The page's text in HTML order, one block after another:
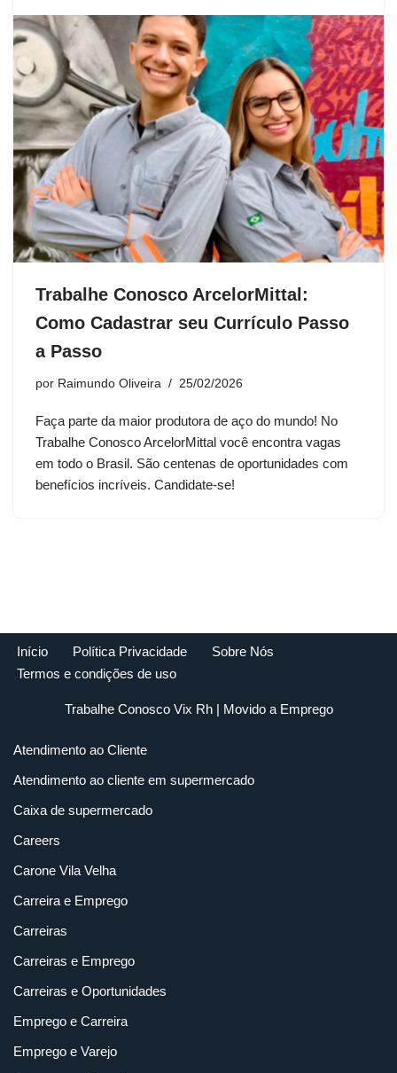
Trabalhe Conosco ArcelorMittal:
Como Cadastrar seu Currículo Passo
a Passo
por Raimundo Oliveira 25/02/2026
Faça parte da maior produtora de aço do mundo! No
Trabalhe Conosco ArcelorMittal você encontra vagas
em todo o Brasil. São centenas de oportunidades com
benefícios incríveis. Candidate-se!
Início Política Privacidade
Sobre Nós
Termos e condições de uso
Trabalhe Conosco Vix Rh| Movido a Emprego
Atendimento ao Cliente
Atendimento ao cliente em supermercado
Caixa de supermercado
Careers
Carone Vila Velha
Carreira e Emprego
Carreiras
Carreiras e Emprego
Carreiras e Oportunidades
Emprego e Carreira
Emprego e Varejo